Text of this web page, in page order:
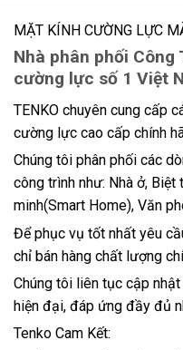
MẶT KÍNH CƯỜNG LỰC
Nhà phân phối Công
cường lực số 1 Việt
TENKO chuyên cung cấp
cường lực cao cấp chính
Chúng tôi phân phối các
công trình như: Nhà ở,
minh(Smart Home), Văn
Để phục vụ tốt nhất yêu
chỉ bán hàng chất lượng
Chúng tôi liên tục cập
hiện đại, đáp ứng đầy đủ
Tenko Cam Kết: